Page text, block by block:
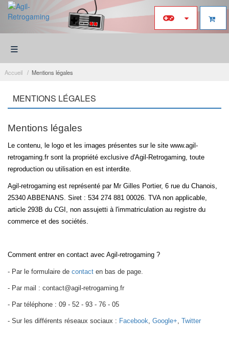
≡
Accueil Mentions légales
MENTIONS LÉGALES
Mentions légales
Le contenu, le logo et les images présentes sur le site www.agil-
retrogaming.fr sont la propriété exclusive d'Agil-Retrogaming, toute
reproduction ou utilisation en est interdite.
Agil-retrogaming est représenté par Mr Gilles Portier, 6 rue du Chanois,
25340 ABBENANS. Siret : 534 274 881 00026. TVA non applicable,
article 293B du CGI, non assujetti à l'immatriculation au registre du
commerce et des sociétés.
Comment entrer en contact avec Agil-retrogaming ?
- Par le formulaire de contact en bas de page.
- Par mail : contact@agil-retrogaming.fr
- Par téléphone : 09 - 52 - 93 - 76 - 05
- Sur les différents réseaux sociaux : Facebook, Google+, Twitter